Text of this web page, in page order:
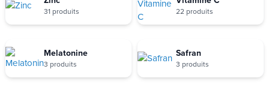
31 produits 22 produits
Melatonine
3 produits
Safran
3 produits